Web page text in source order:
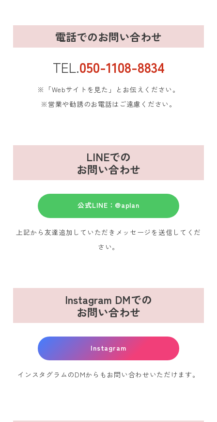
電話でのお問い合わせ
TEL.050-1108-8834
※「Webサイトを見た」とお伝えください。
※営業や勧誘のお電話はご遠慮ください。
LINEでの
お問い合わせ
公式LINE：@aplan
上記から友達追加していただきメッセージを送信してくだ
さい。
Instagram DMでの
お問い合わせ
Instagram
インスタグラムのDMからもお問い合わせいただけます。